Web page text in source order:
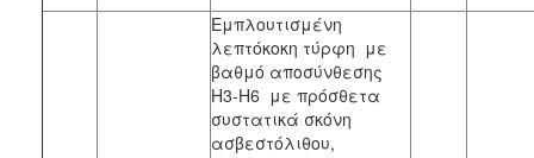
Εμπλουτισμένη
λεπτόκοκη τύρφη με
βαθμό αποσύνθεσης
H3-H6 με πρόσθετα
συστατικά σκόνη
ασβεστόλιθου,